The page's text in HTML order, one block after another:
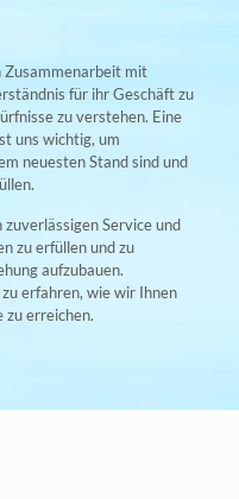
Zusammenarbeit mit
für ihr Geschäft zu
zu verstehen. Eine
uns wichtig, um
neuesten Stand sind und
Service und
zu erfüllen und zu
aufzubauen.
erfahren, wie wir Ihnen
zu erreichen.